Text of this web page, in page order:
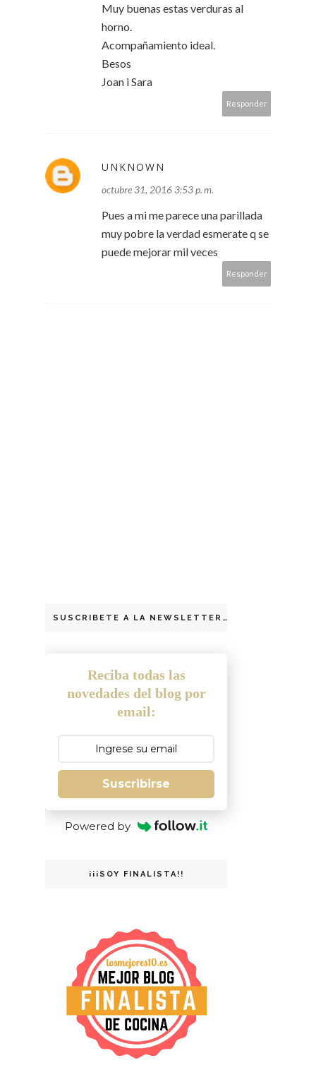
Muy buenas estas verduras al
horno.
Acompañamiento ideal.
Besos
Joan i Sara
Responder
UNKNOWN
octubre 31, 2016 3:53 p. m.
Pues a mi me parece una parillada
muy pobre la verdad esmerate q se
puede mejorar mil veces
Responder
SUSCRIBETE A LA NEWSLETTER
Reciba todas las
novedades del blog por
email:
Suscribirse
Powered by
¡¡¡SOY FINALISTA!!